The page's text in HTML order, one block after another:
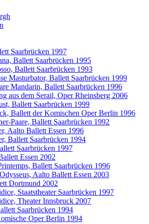
Saarbrücken 1997
Ballett Saarbrücken 1995
Ballett Saarbrücken 1993
Masturbator, Ballett Saarbrücken 1999
Mandarin, Ballett Saarbrücken 1996
aus dem Serail, Oper Rheinsberg 2006
Ballett Saarbrücken 1999
Ballett der Komischen Oper Berlin 1996
Paare, Ballett Saarbrücken 1992
Aalto Ballett Essen 1996
Ballett Saarbrücken 1994
Saarbrücken 1997
Essen 2002
Ballett Saarbrücken 1996
Aalto Ballett Essen 2003
Dortmund 2002
Staatstheater Saarbrücken 1997
Theater Innsbruck 2007
Saarbrücken 1994
Oper Berlin 1994